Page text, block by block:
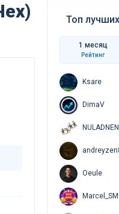
Топ
1 месяц
Рейтинг
Ksare
DimaV
Oeule
Marcel_SM